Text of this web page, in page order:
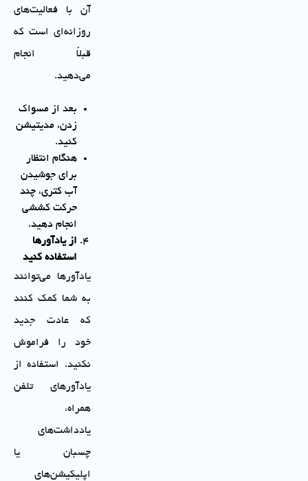
آن با فعالیت‌های
روزانه‌ای است که
قبلاً انجام
می‌دهید.
بعد از مسواک
زدن، مدیتیشن
کنید.
هنگام انتظار
برای جوشیدن
آب کتری، چند
حرکت کششی
انجام دهید.
از یادآورها
استفاده کنید
یادآورها می‌توانند
به شما کمک کنند
که عادت جدید
خود را فراموش
نکنید. استفاده از
یادآورهای تلفن
همراه،
یادداشت‌های
چسبان یا
اپلیکیشن‌های